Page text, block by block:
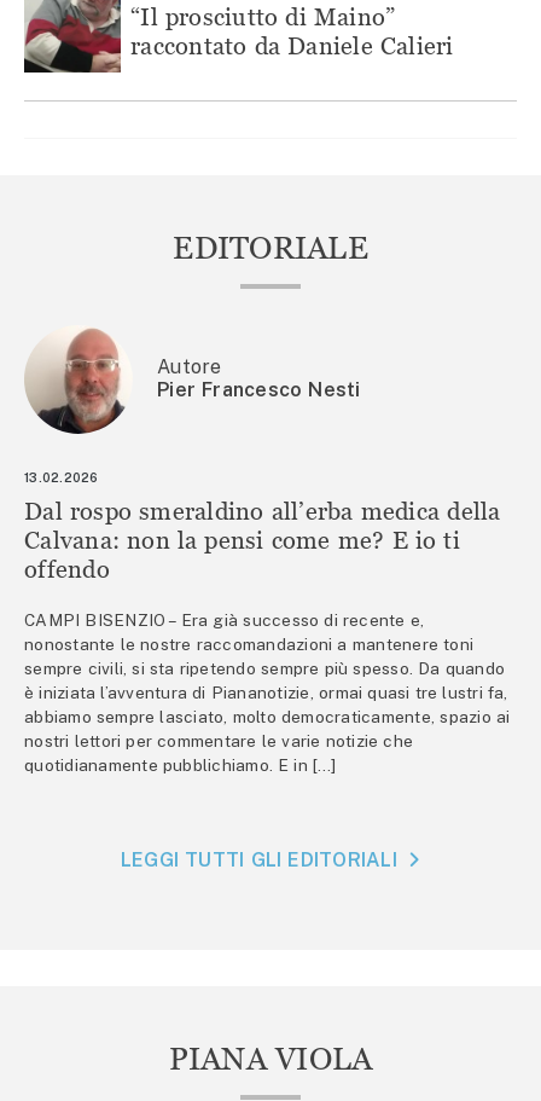
“Il prosciutto di Maino”
raccontato da Daniele Calieri
EDITORIALE
Autore
Pier Francesco Nesti
13.02.2026
Dal rospo smeraldino all’erba medica della
Calvana: non la pensi come me? E io ti
offendo
CAMPI BISENZIO – Era già successo di recente e,
nonostante le nostre raccomandazioni a mantenere toni
sempre civili, si sta ripetendo sempre più spesso. Da quando
è iniziata l’avventura di Piananotizie, ormai quasi tre lustri fa,
abbiamo sempre lasciato, molto democraticamente, spazio ai
nostri lettori per commentare le varie notizie che
quotidianamente pubblichiamo. E in […]
LEGGI TUTTI GLI EDITORIALI
PIANA VIOLA